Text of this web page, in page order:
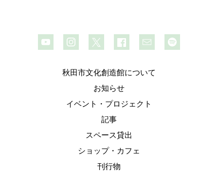
秋田市文化創造館について
お知らせ
イベント・プロジェクト
記事
スペース貸出
ショップ・カフェ
刊行物